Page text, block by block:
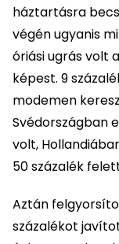
háztartásra
végén ugyanis
óriási ugrás volt
képest. 9
modemen
Svédországban
volt,
50 százalék
Aztán
százalékot